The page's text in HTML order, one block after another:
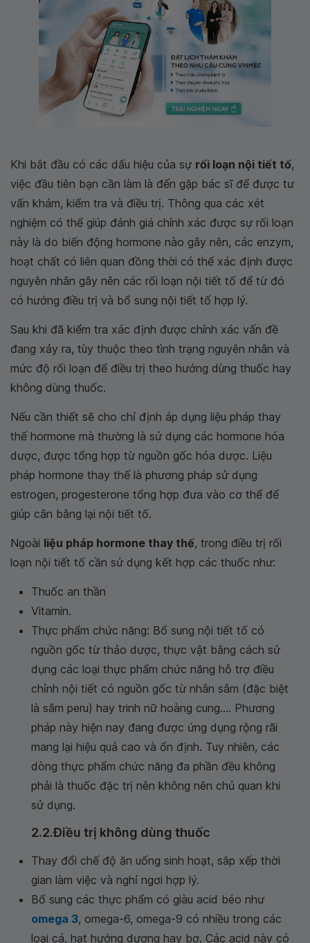
Khi bắt đầu có các dấu hiệu của sự rối loạn nội tiết tố,
việc đầu tiên bạn cần làm là đến gặp bác sĩ để được tư
vấn khám, kiểm tra và điều trị. Thông qua các xét
nghiệm có thể giúp đánh giá chính xác được sự rối loạn
này là do biến động hormone nào gây nên, các enzym,
hoạt chất có liên quan đồng thời có thể xác định được
nguyên nhân gây nên các rối loạn nội tiết tố để từ đó
có hướng điều trị và bổ sung nội tiết tố hợp lý.
Sau khi đã kiểm tra xác định được chính xác vấn đề
đang xảy ra, tùy thuộc theo tình trạng nguyên nhân và
mức độ rối loạn để điều trị theo hướng dùng thuốc hay
không dùng thuốc.
Nếu cần thiết sẽ cho chỉ định áp dụng liệu pháp thay
thế hormone mà thường là sử dụng các hormone hóa
dược, được tổng hợp từ nguồn gốc hóa dược. Liệu
pháp hormone thay thế là phương pháp sử dụng
estrogen, progesterone tổng hợp đưa vào cơ thể để
giúp cân bằng lại nội tiết tố.
Ngoài liệu pháp hormone thay thế, trong điều trị rối
loạn nội tiết tố cần sử dụng kết hợp các thuốc như:
Thuốc an thần
Vitamin.
Thực phẩm chức năng: Bổ sung nội tiết tố có
nguồn gốc từ thảo dược, thực vật bằng cách sử
dụng các loại thực phẩm chức năng hỗ trợ điều
chỉnh nội tiết có nguồn gốc từ nhân sâm (đặc biệt
là sâm peru) hay trinh nữ hoàng cung.... Phương
pháp này hiện nay đang được ứng dụng rộng rãi
mang lại hiệu quả cao và ổn định. Tuy nhiên, các
dòng thực phẩm chức năng đa phần đều không
phải là thuốc đặc trị nên không nên chủ quan khi
sử dụng.
2.2.Điều trị không dùng thuốc
Thay đổi chế độ ăn uống sinh hoạt, sắp xếp thời
gian làm việc và nghỉ ngơi hợp lý.
Bổ sung các thực phẩm có giàu acid béo như
omega 3, omega-6, omega-9 có nhiều trong các
loại cá, hạt hướng dương hay bơ. Các acid này có